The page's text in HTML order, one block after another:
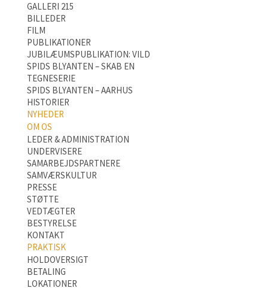
GALLERI 215
BILLEDER
FILM
PUBLIKATIONER
JUBILÆUMSPUBLIKATION: VILD
SPIDS BLYANTEN – SKAB EN
TEGNESERIE
SPIDS BLYANTEN – AARHUS
HISTORIER
NYHEDER
OM OS
LEDER & ADMINISTRATION
UNDERVISERE
SAMARBEJDSPARTNERE
SAMVÆRSKULTUR
PRESSE
STØTTE
VEDTÆGTER
BESTYRELSE
KONTAKT
PRAKTISK
HOLDOVERSIGT
BETALING
LOKATIONER